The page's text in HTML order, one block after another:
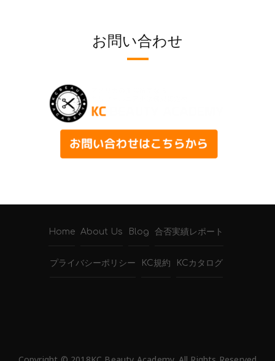
お問い合わせ
Home About Us Blog 合否実績レポート
プライバシーポリシー KC規約 KCカタログ